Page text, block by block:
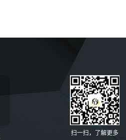
扫一扫，了解更多